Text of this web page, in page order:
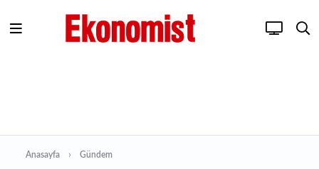
Anasayfa Gündem